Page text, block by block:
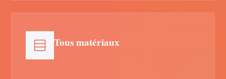
Tous matériaux